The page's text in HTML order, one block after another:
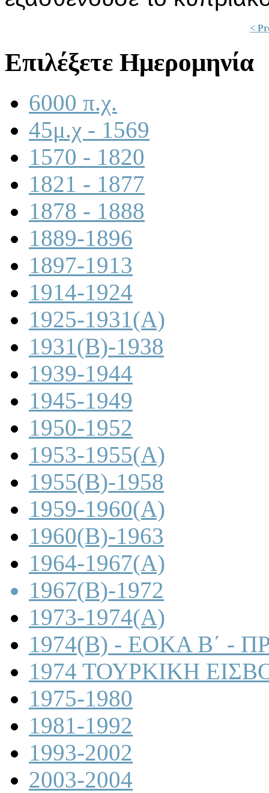
<
Επιλέξετε Ημερομηνία
6000 π.χ.
45μ.χ - 1569
1570 - 1820
1821 - 1877
1878 - 1888
1889-1896
1897-1913
1914-1924
1925-1931(A)
1931(B)-1938
1939-1944
1945-1949
1950-1952
1953-1955(A)
1955(B)-1958
1959-1960(A)
1960(B)-1963
1964-1967(A)
1967(B)-1972
1973-1974(A)
1974(B) - ΕΟΚΑ Β΄ -
1974 ΤΟΥΡΚΙΚΗ
1975-1980
1981-1992
1993-2002
2003-2004